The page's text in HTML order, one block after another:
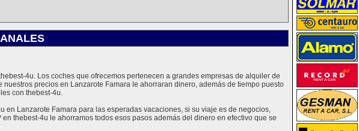
4u. Los coches que ofrecemos pertenecen a grandes empresas de alquiler de
precios en Lanzarote Famara le ahorraran dinero, además de tiempo puesto
con thebest-4u.
Lanzarote Famara para las esperadas vacaciones, si su viaje es de negocios,
thebest-4u le ahorramos todos esos pasos además del dinero en efectivo que se